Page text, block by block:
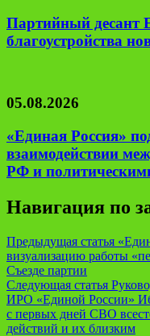
Партийный десант
благоустройства
05.08.2026
«Единая Россия»
взаимодействии
РФ и
Навигация по
Предыдущая статья
визуализацию работы
Съезде партии
Следующая статья
ИРО «Единой России»
с первых дней СВО
действий и их близким